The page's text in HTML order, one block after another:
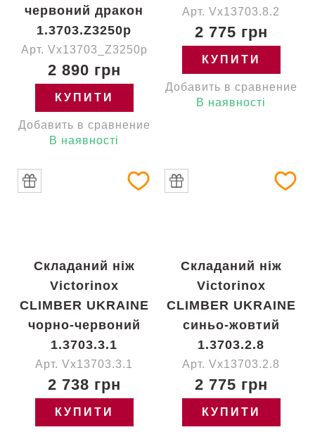
червоний дракон
1.3703.Z3250p
Арт. Vx13703_Z3250p
2 890 грн
КУПИТИ
Добавить в сравнение
В наявності
Арт. Vx13703.8.2
2 775 грн
КУПИТИ
Добавить в сравнение
В наявності
Складаний ніж
Victorinox
CLIMBER UKRAINE
чорно-червоний
1.3703.3.1
Арт. Vx13703.3.1
2 738 грн
КУПИТИ
Складаний ніж
Victorinox
CLIMBER UKRAINE
синьо-жовтий
1.3703.2.8
Арт. Vx13703.2.8
2 775 грн
КУПИТИ